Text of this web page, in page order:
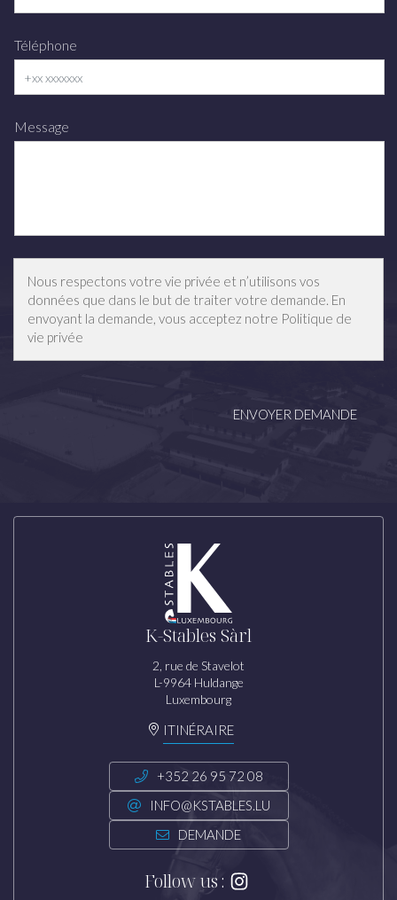
Téléphone
Message
Nous respectons votre vie privée et n’utilisons vos
données que dans le but de traiter votre demande. En
envoyant la demande, vous acceptez notre Politique de
vie privée
K-Stables Sàrl
2, rue de Stavelot
L-9964 Huldange
Luxembourg
ITINÉRAIRE
+352 26 95 72 08
INFO@KSTABLES.LU
DEMANDE
Follow us :